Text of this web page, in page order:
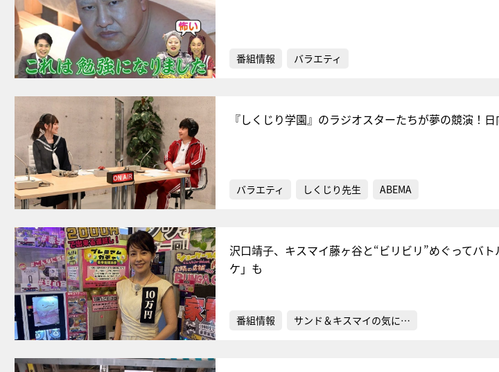
番組情報 バラエティ
『しくじり学園』のラジオスターたちが夢の競演！
バラエティ しくじり先生 ABEMA
沢口靖子、キスマイ藤ヶ谷と“ビリビリ”めぐってバ
ケ」も
番組情報 サンド＆キスマイの気に…